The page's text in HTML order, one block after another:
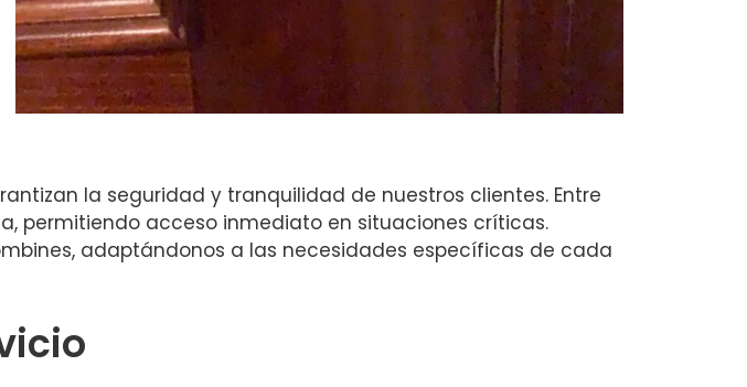
la seguridad y tranquilidad de nuestros clientes. Entre
permitiendo acceso inmediato en situaciones críticas.
adaptándonos a las necesidades específicas de cada